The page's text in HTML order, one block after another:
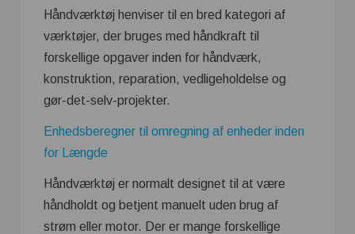
Håndværktøj henviser til en bred kategori af
værktøjer, der bruges med håndkraft til
forskellige opgaver inden for håndværk,
konstruktion, reparation, vedligeholdelse og
gør-det-selv-projekter.
Enhedsberegner til omregning af enheder inden
for Længde
Håndværktøj er normalt designet til at være
håndholdt og betjent manuelt uden brug af
strøm eller motor. Der er mange forskellige